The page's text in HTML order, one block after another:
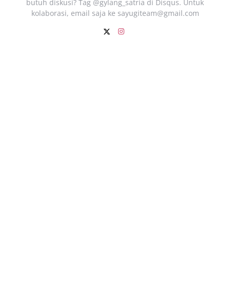
butuh diskusi? Tag @gylang_satria di Disqus. Untuk
kolaborasi, email saja ke sayugiteam@gmail.com